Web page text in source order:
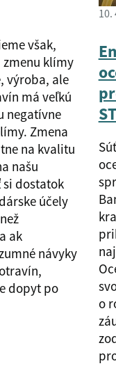
však,
klímy
výroba, ale
má veľkú
negatívne
Zmena
na kvalitu
našu
si dostatok
účely
ak
návyky
dopyt po
10.
o